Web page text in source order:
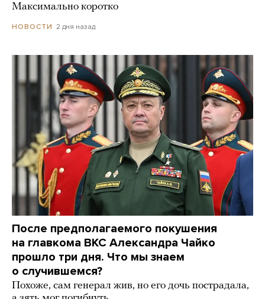
Максимально коротко
НОВОСТИ 2 дня назад
После предполагаемого покушения
на главкома ВКС Александра Чайко
прошло три дня. Что мы знаем
о случившемся?
Похоже, сам генерал жив, но его дочь пострадала,